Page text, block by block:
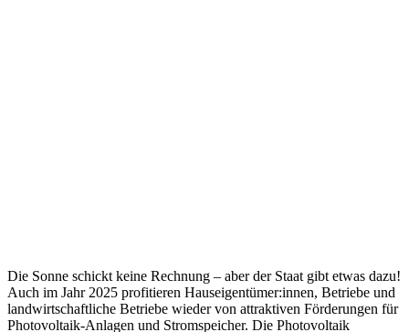
Die Sonne schickt keine Rechnung – aber der Staat gibt etwas dazu!
Auch im Jahr 2025 profitieren Hauseigentümer:innen, Betriebe und
landwirtschaftliche Betriebe wieder von attraktiven Förderungen für
Photovoltaik-Anlagen und Stromspeicher. Die Photovoltaik